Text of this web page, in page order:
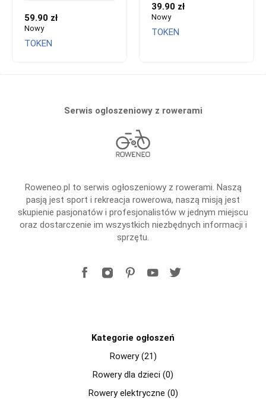
59.90 zł
Nowy
TOKEN
39.90 zł
Nowy
TOKEN
Serwis ogloszeniowy z rowerami
Roweneo.pl to serwis ogłoszeniowy z rowerami. Naszą
pasją jest sport i rekreacja rowerowa, naszą misją jest
skupienie pasjonatów i profesjonalistów w jednym miejscu
oraz dostarczenie im wszystkich niezbędnych informacji i
sprzętu.
Kategorie ogłoszeń
Rowery (21)
Rowery dla dzieci (0)
Rowery elektryczne (0)